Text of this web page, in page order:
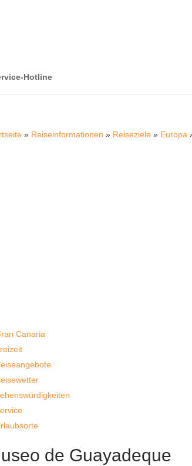
Hotline
» Reiseinformationen » Reiseziele » Europa
Canaria
de Guayadeque